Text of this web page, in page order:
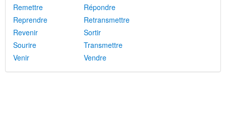
Remettre
Répondre
Reprendre
Retransmettre
Revenir
Sortir
Sourire
Transmettre
Venir
Vendre